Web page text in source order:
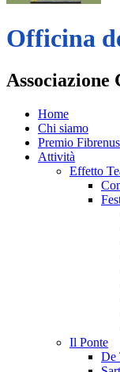
Officina
Home
Chi siamo
Premio
Attività
Effetto
Il Ponte
De